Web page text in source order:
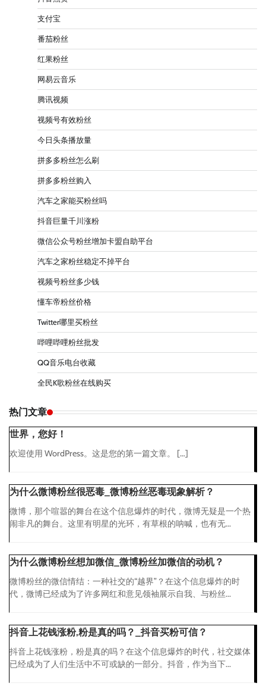
支付宝
番茄粉丝
红果粉丝
网易云音乐
腾讯视频
视频号有效粉丝
今日头条播放量
拼多多粉丝怎么刷
拼多多粉丝购入
汽车之家能买粉丝吗
抖音巨量千川涨粉
微信公众号粉丝增加卡盟自助平台
汽车之家粉丝稳定不掉平台
视频号粉丝多少钱
懂车帝粉丝价格
Twitter哪里买粉丝
哔哩哔哩粉丝批发
QQ音乐电台收藏
全民K歌粉丝在线购买
热门文章
世界，您好！
欢迎使用 WordPress。这是您的第一篇文章。 […]
为什么微博粉丝很恶毒_微博粉丝恶毒现象解析？
微博，那个喧嚣的舞台在这个信息爆炸的时代，微博无疑是一个热
闹非凡的舞台。这里有明星的光环，有草根的呐喊，也有无...
为什么微博粉丝想加微信_微博粉丝加微信的动机？
微博粉丝的微信情结：一种社交的“越界”？在这个信息爆炸的时
代，微博已经成为了许多网红和意见领袖展示自我、与粉丝...
抖音上花钱涨粉,粉是真的吗？_抖音买粉可信？
抖音上花钱涨粉，粉是真的吗？在这个信息爆炸的时代，社交媒体
已经成为了人们生活中不可或缺的一部分。抖音，作为当下...